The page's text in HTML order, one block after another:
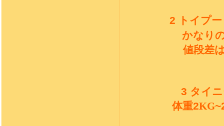
2
トイプ
かなり
値段差
3 タイ
体重2KG